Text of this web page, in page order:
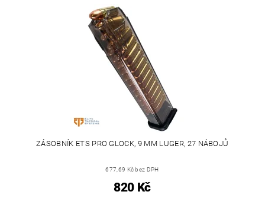
ZÁSOBNÍK ETS PRO GLOCK, 9 MM LUGER, 27 NÁBOJŮ
677,69 Kč bez DPH
820 Kč